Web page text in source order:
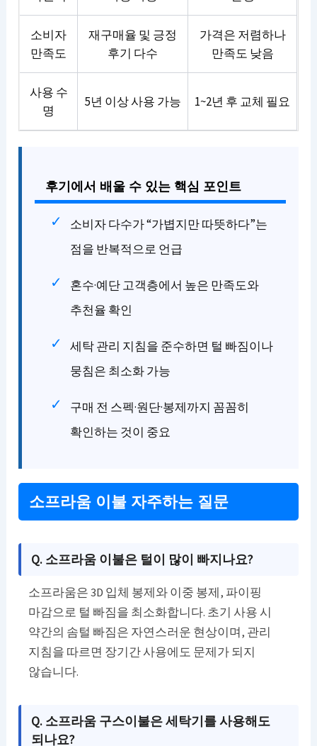
소비자
만족도
재구매율 및 긍정
후기 다수
가격은 저렴하나
만족도 낮음
사용 수
명
5년 이상 사용 가능 1~2년 후 교체 필요
후기에서 배울 수 있는 핵심 포인트
소비자 다수가 “가볍지만 따뜻하다”는
점을 반복적으로 언급
혼수·예단 고객층에서 높은 만족도와
추천율 확인
세탁 관리 지침을 준수하면 털 빠짐이나
뭉침은 최소화 가능
구매 전 스펙·원단·봉제까지 꼼꼼히
확인하는 것이 중요
소프라움 이불 자주하는 질문
Q. 소프라움 이불은 털이 많이 빠지나요?
소프라움은 3D 입체 봉제와 이중 봉제, 파이핑
마감으로 털 빠짐을 최소화합니다. 초기 사용 시
약간의 솜털 빠짐은 자연스러운 현상이며, 관리
지침을 따르면 장기간 사용에도 문제가 되지
않습니다.
Q. 소프라움 구스이불은 세탁기를 사용해도
되나요?